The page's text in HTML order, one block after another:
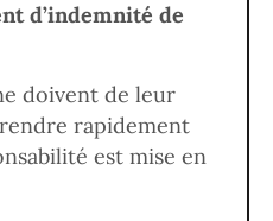
d’indemnité de
doivent de leur
rapidement
est mise en